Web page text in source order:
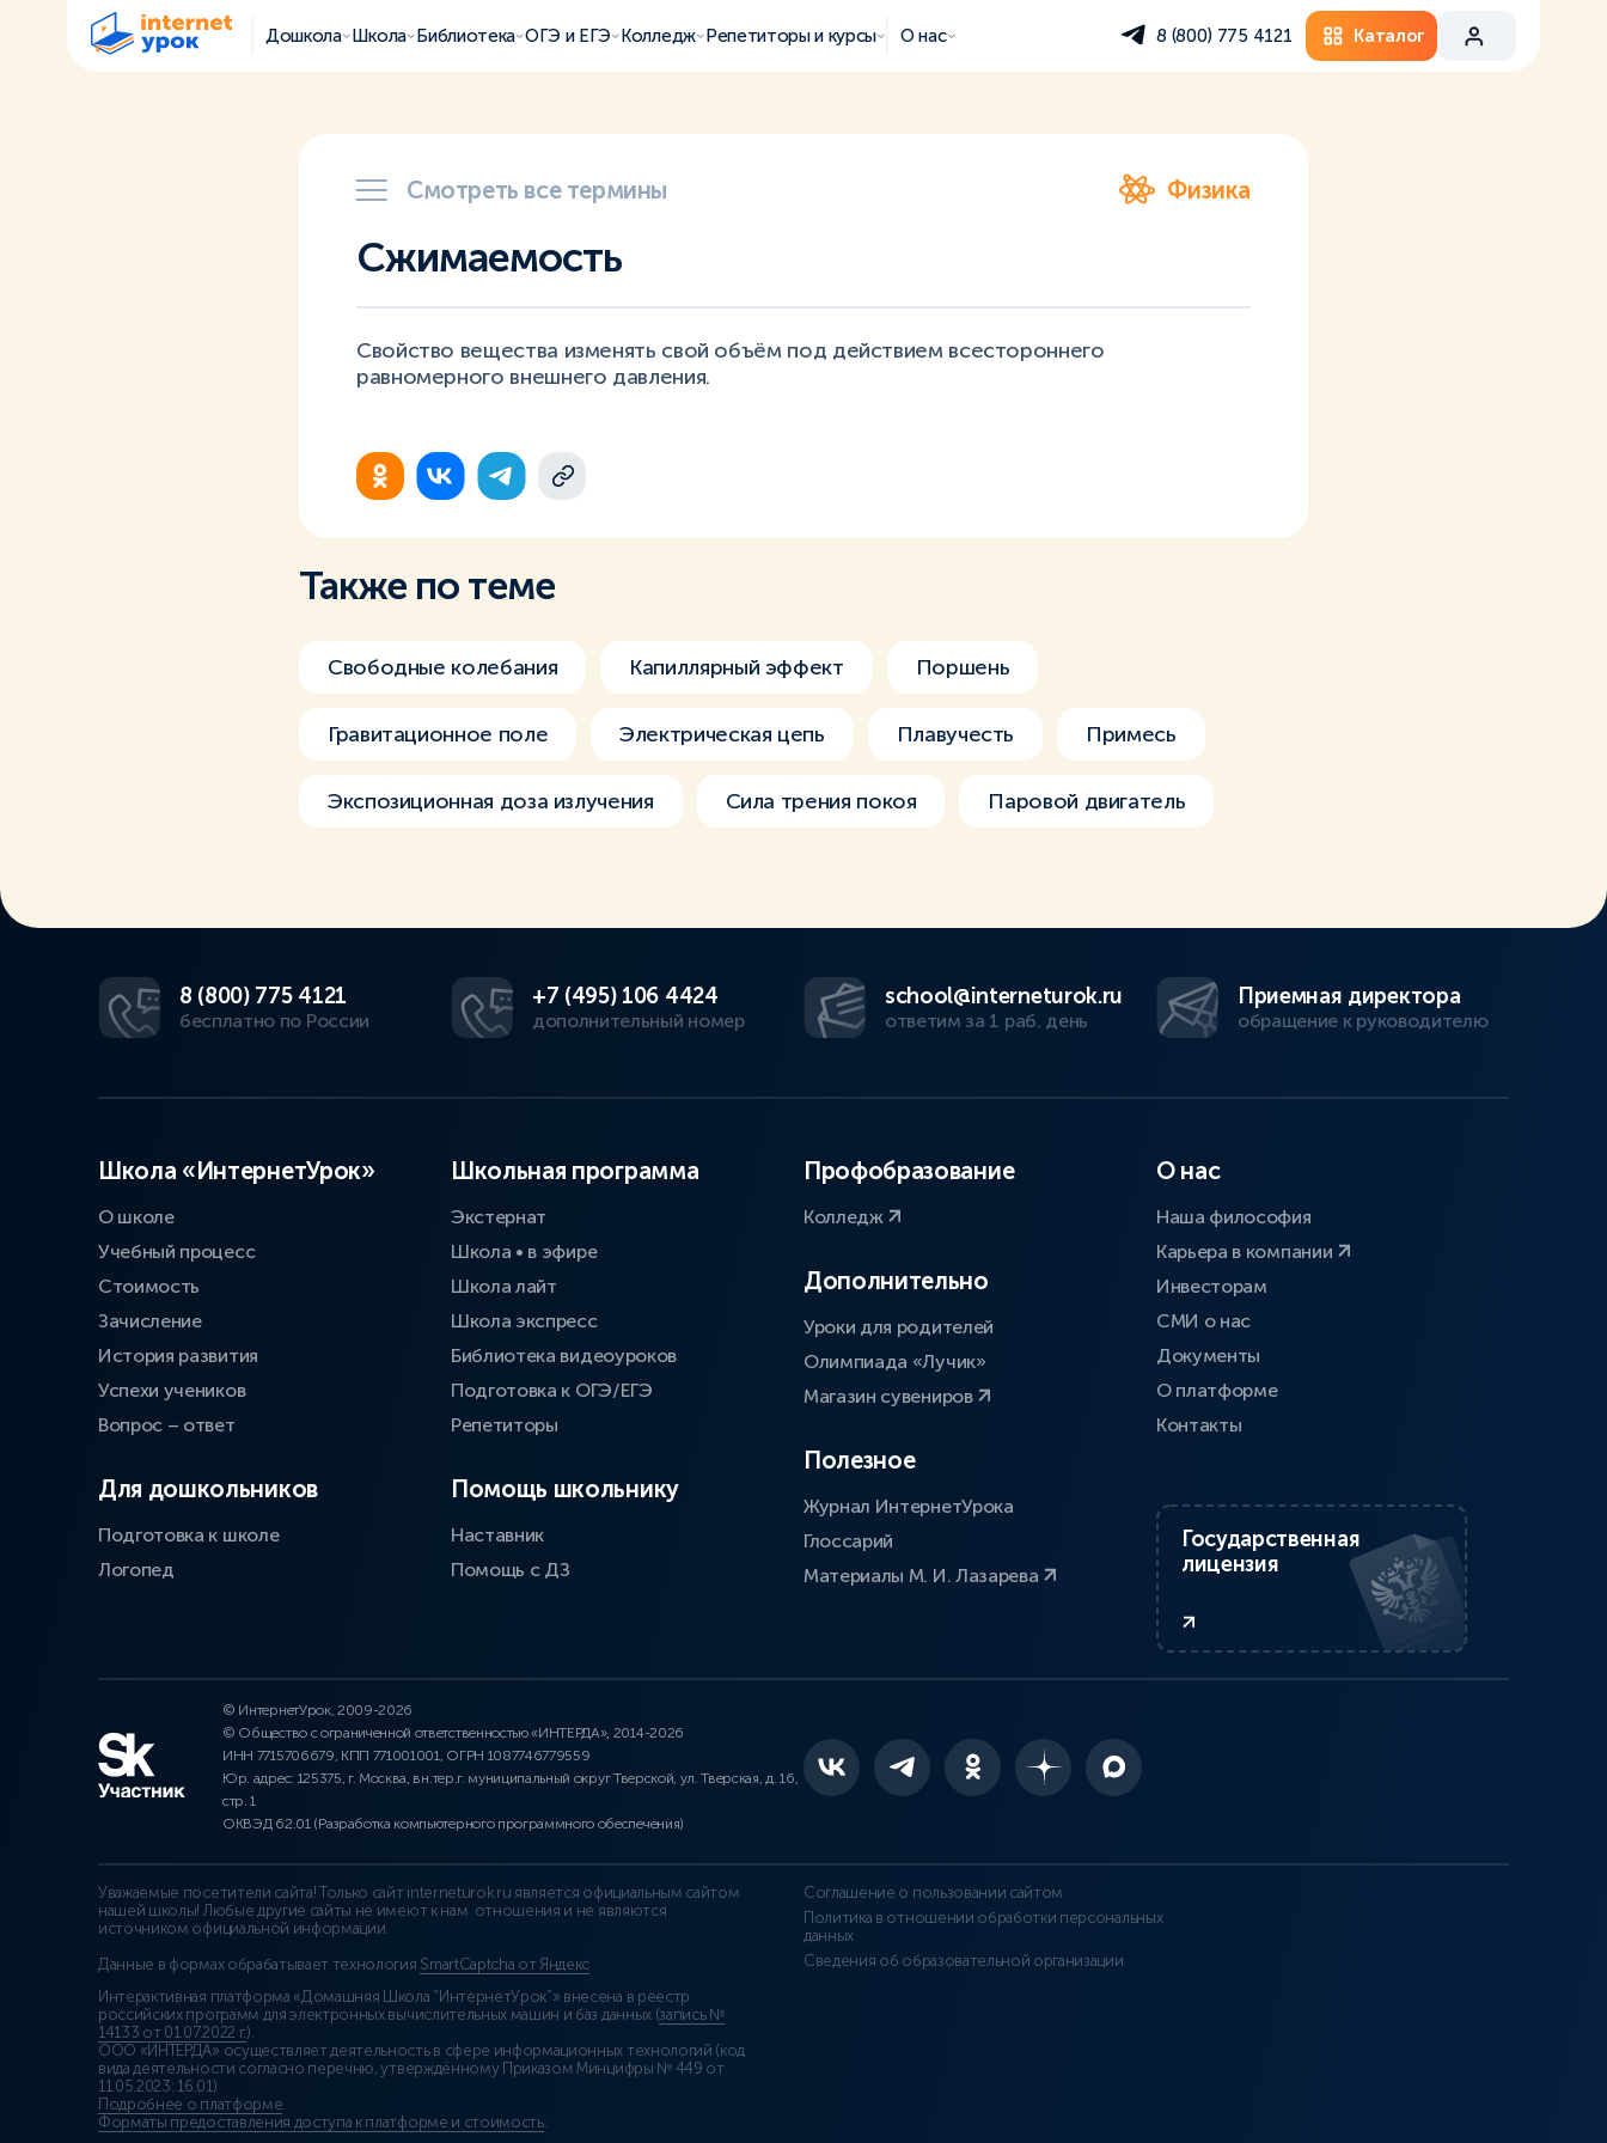
Дошкола Школа Библиотека ОГЭ и ЕГЭ Колледж Репетиторы и курсы О нас 8 (800) 775 4121 Каталог
Смотреть все термины Физика
Сжимаемость
Свойство вещества изменять свой объём под действием всестороннего
равномерного внешнего давления.
Также по теме
Свободные колебания Капиллярный эффект Поршень
Гравитационное поле Электрическая цепь Плавучесть Примесь
Экспозиционная доза излучения Сила трения покоя Паровой двигатель
8 (800) 775 4121
бесплатно по России
+7 (495) 106 4424
дополнительный номер
school@interneturok.ru
ответим за 1 раб. день
Приемная директора
обращение к руководителю
Школа «ИнтернетУрок»
О школе
Учебный процесс
Стоимость
Зачисление
История развития
Успехи учеников
Вопрос – ответ
Для дошкольников
Подготовка к школе
Логопед
Школьная программа
Экстернат
Школа • в эфире
Школа лайт
Школа экспресс
Библиотека видеоуроков
Подготовка к ОГЭ/ЕГЭ
Репетиторы
Помощь школьнику
Наставник
Помощь с ДЗ
Профобразование
Колледж
Дополнительно
Уроки для родителей
Олимпиада «Лучик»
Магазин сувениров
Полезное
Журнал ИнтернетУрока
Глоссарий
Материалы М. И. Лазарева
О нас
Наша философия
Карьера в компании
Инвесторам
СМИ о нас
Документы
О платформе
Контакты
Государственная
лицензия
© ИнтернетУрок, 2009-2026
© Общество с ограниченной ответственностью «ИНТЕРДА», 2014-2026
ИНН 7715706679, КПП 771001001, ОГРН 1087746779559
Юр. адрес: 125375, г. Москва, вн.тер.г. муниципальный округ Тверской, ул. Тверская, д. 16,
стр. 1
ОКВЭД 62.01 (Разработка компьютерного программного обеспечения)
Уважаемые посетители сайта! Только сайт interneturok.ru является официальным сайтом
нашей школы! Любые другие сайты не имеют к нам отношения и не являются
источником официальной информации.
Данные в формах обрабатывает технология SmartCaptcha от Яндекс
Интерактивная платформа «Домашняя Школа “ИнтернетУрок”» внесена в реестр
российских программ для электронных вычислительных машин и баз данных (запись №
14133 от 01.07.2022 г.).
ООО «ИНТЕРДА» осуществляет деятельность в сфере информационных технологий (код
вида деятельности согласно перечню, утверждённому Приказом Минцифры № 449 от
11.05.2023: 16.01)
Подробнее о платформе.
Форматы предоставления доступа к платформе и стоимость.
Соглашение о пользовании сайтом
Политика в отношении обработки персональных
данных
Сведения об образовательной организации